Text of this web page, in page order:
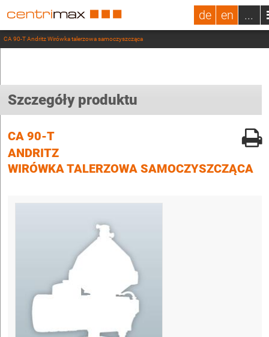
de en ...
CA 90-T Andritz Wirówka talerzowa samoczyszcząca
Szczegóły produktu
CA 90-T
ANDRITZ
WIRÓWKA TALERZOWA SAMOCZYSZCZĄCA